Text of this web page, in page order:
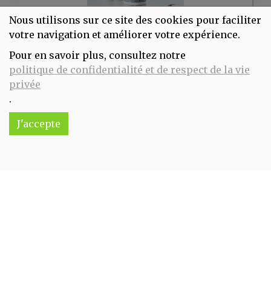
Nous utilisons sur ce site des cookies pour faciliter
votre navigation et améliorer votre expérience.
Pour en savoir plus, consultez notre
politique de confidentialité et de respect de la vie
privée
.
J'accepte
16.95€/pc
Réception souhaitée le